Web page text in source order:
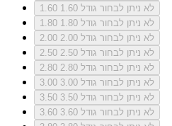
1.60
לא ניתן לבחור גודל 1.60
1.80
לא ניתן לבחור גודל 1.80
2.00
לא ניתן לבחור גודל 2.00
2.50
לא ניתן לבחור גודל 2.50
2.80
לא ניתן לבחור גודל 2.80
3.00
לא ניתן לבחור גודל 3.00
3.50
לא ניתן לבחור גודל 3.50
3.60
לא ניתן לבחור גודל 3.60